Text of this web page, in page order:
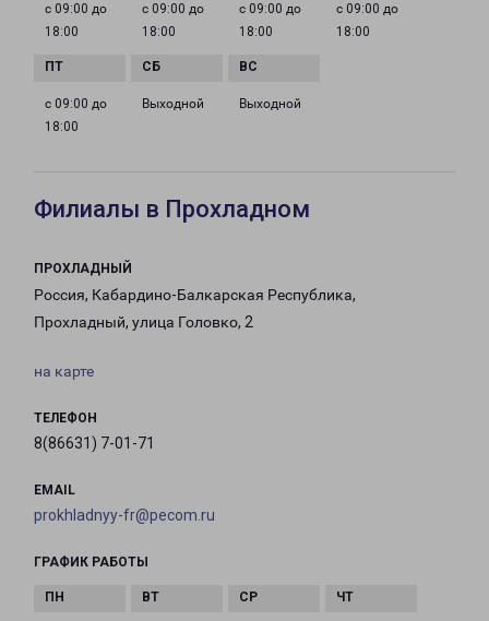
с 09:00 до
18:00
с 09:00 до
18:00
с 09:00 до
18:00
с 09:00 до
18:00
с 09:00 до
18:00
Выходной Выходной
Филиалы в Прохладном
ПРОХЛАДНЫЙ
Россия, Кабардино-Балкарская Республика,
Прохладный, улица Головко, 2
на карте
ТЕЛЕФОН
8(86631) 7-01-71
EMAIL
prokhladnyy-fr@pecom.ru
ГРАФИК РАБОТЫ